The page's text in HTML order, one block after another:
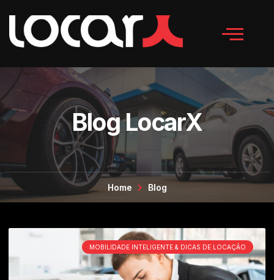
Blog LocarX
Home Blog
MOBILIDADE INTELIGENTE & DICAS DE LOCAÇÃO